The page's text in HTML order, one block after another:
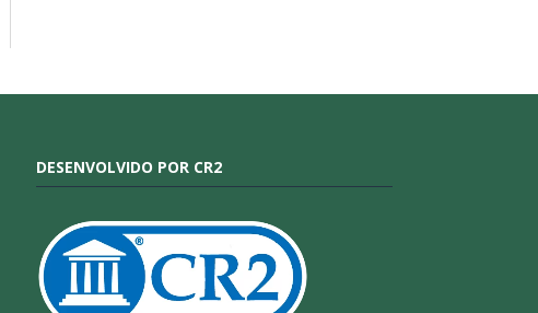
DESENVOLVIDO POR CR2